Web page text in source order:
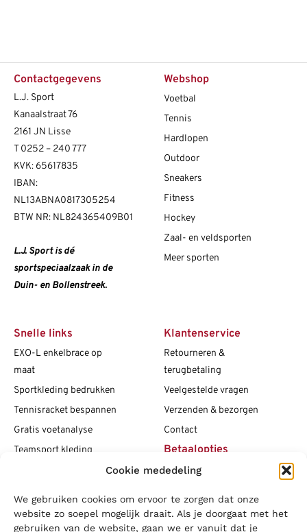
Cookie mededeling
We gebruiken cookies om ervoor te zorgen dat onze
website zo soepel mogelijk draait. Als je doorgaat met het
gebruiken van de website, gaan we er vanuit dat je
Contactgegevens
L.J. Sport
Kanaalstraat 76
2161 JN Lisse
T0252 – 240 777
KVK: 65617835
IBAN:
NL13ABNA0817305254
BTW NR: NL824365409B01
L.J. Sport is dé
sportspeciaalzaak in de
Duin- en Bollenstreek.
Webshop
Voetbal
Tennis
Hardlopen
Outdoor
Sneakers
Fitness
Hockey
Zaal- en veldsporten
Meer sporten
Snelle links
EXO-L enkelbrace op
maat
Sportkleding bedrukken
Tennisracket bespannen
Gratis voetanalyse
Teamsport kleding
Vacatures
Blogs
Klantenservice
Retourneren &
terugbetaling
Veelgestelde vragen
Verzenden & bezorgen
Contact
Betaalopties
Social media